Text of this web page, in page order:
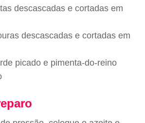
descascadas e cortadas em
descascadas e cortadas em
picado e pimenta-do-reino